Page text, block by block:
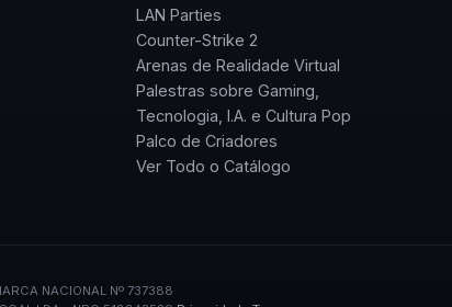
LAN Parties
Counter-Strike 2
Arenas de Realidade Virtual
Palestras sobre Gaming,
Tecnologia, I.A. e Cultura Pop
Palco de Criadores
Ver Todo o Catálogo
NACIONAL Nº 737388·